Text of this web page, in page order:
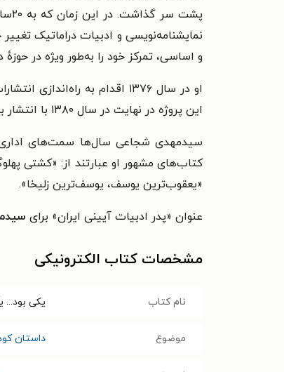
نمایشنامه‌نویسی و ادبیات دراماتیک
و اساسی، تمرکز خود را به‌طور ویژه در حوزهٔ
او در سال ۱۳۷۶ اقدام به
این پروژه در نهایت در سال ۱۳۸۰ با انتشار بیش از ۲۵۰ دفتر از هنرمندان معاصر خاتمه یافت.
سیدمهدی شجاعی سال‌ها سمت‌های
کتاب‌های مشهور او عبارتند از: «کشتی
«یعقوب‌ترین یوسف، یوسف‌ترین زلیخا».
عنوان «پدر ادبیات آیینی ایران» برای
مشخصات کتاب الکترونیکی
نام کتاب یکی بود...
موضوع داستان